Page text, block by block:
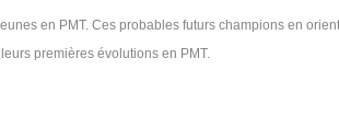
en PMT. Ces probables futurs champions en
premières évolutions en PMT.